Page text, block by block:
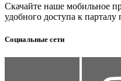
Скачайте наше мобильное
удобного доступа к
Социальные сети